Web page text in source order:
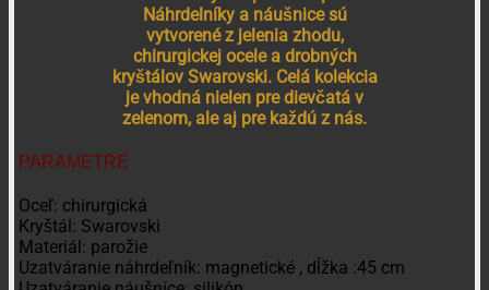
Náhrdelníky a náušnice sú
vytvorené z jelenia zhodu,
chirurgickej ocele a drobných
kryštálov Swarovski. Celá kolekcia
je vhodná nielen pre dievčatá v
zelenom, ale aj pre každú z nás.
PARAMETRE
Oceľ: chirurgická
Kryštál: Swarovski
Materiál: parožie
Uzatváranie náhrdeľník: magnetické , dĺžka :45 cm